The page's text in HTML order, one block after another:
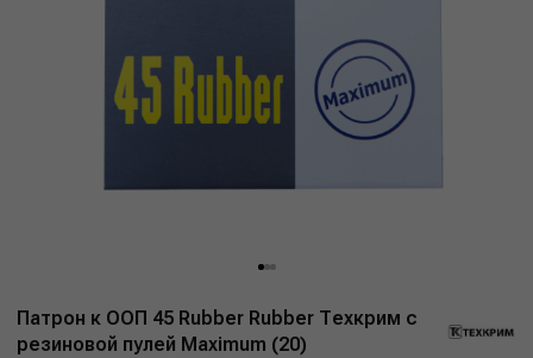
Патрон к ООП 45 Rubber Rubber Техкрим с
резиновой пулей Maximum (20)